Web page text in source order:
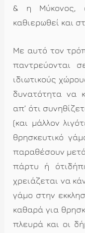
& η Μύκονος,
καθιερωθεί και
Με αυτό τον
παντρεύονται
ιδιωτικούς
δυνατότητα να
απ’ ότι
(και μάλλον
θρησκευτικό
παραθέσουν
πάρτυ ή
χρειάζεται να
γάμο στην
καθαρά για
πλευρά και οι